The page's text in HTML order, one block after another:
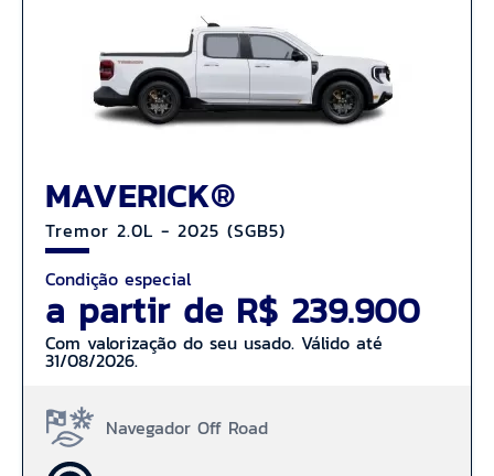
MAVERICK®
Tremor 2.0L - 2025 (SGB5)
Condição especial
a partir de R$ 239.900
Com valorização do seu usado. Válido até
31/08/2026.
Navegador Off Road